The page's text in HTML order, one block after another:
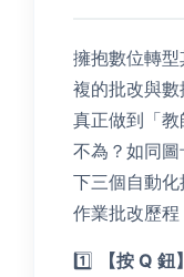
擁抱數位轉
複的批改與數
真正做到「
不為？如同
下三個自動
作業批改歷程
1️⃣ 【按 Q